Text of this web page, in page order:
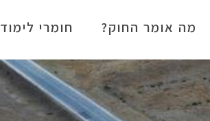
מה אומר החוק? חומרי לימוד